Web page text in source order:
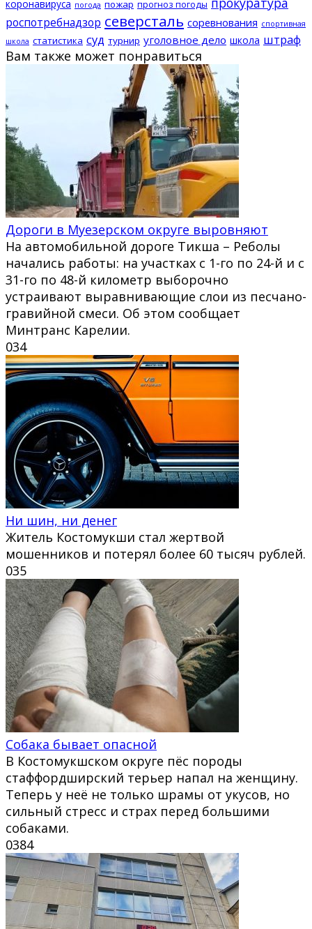
коронавируса погода пожар прогноз погоды
роспотребнадзор северсталь соревнования спортивная
школа статистика суд турнир уголовное дело школа штраф
Вам также может понравиться
Дороги в Муезерском округе выровняют
На автомобильной дороге Тикша – Реболы
начались работы: на участках с 1-го по 24-й и с
31-го по 48-й километр выборочно
устраивают выравнивающие слои из песчано-
гравийной смеси. Об этом сообщает
Минтранс Карелии.
034
Ни шин, ни денег
Житель Костомукши стал жертвой
мошенников и потерял более 60 тысяч рублей.
035
Собака бывает опасной
В Костомукшском округе пёс породы
стаффордширский терьер напал на женщину.
Теперь у неё не только шрамы от укусов, но
сильный стресс и страх перед большими
собаками.
0384